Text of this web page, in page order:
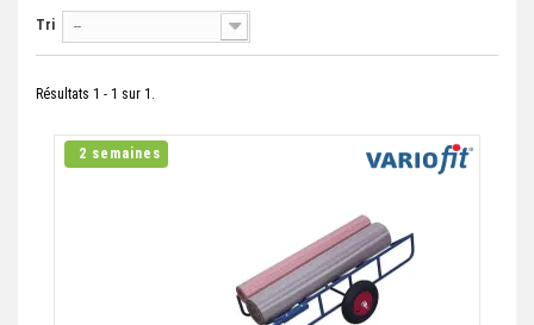
ACCESSOIRES ET COMPLÉMENTS
+
CHOIX PAR USAGE
LEVAGE
Tri --
Résultats 1 - 1 sur 1.
2 semaines